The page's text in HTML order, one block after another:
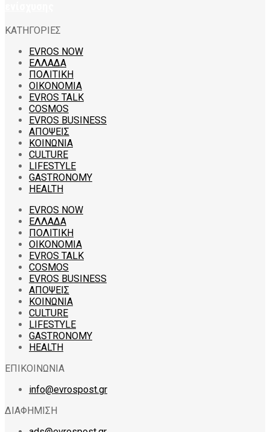
ΚΑΤΗΓΟΡΙΕΣ
EVROS NOW
ΕΛΛΑΔΑ
ΠΟΛΙΤΙΚΗ
ΟΙΚΟΝΟΜΙΑ
EVROS TALK
COSMOS
EVROS BUSINESS
ΑΠΟΨΕΙΣ
ΚΟΙΝΩΝΙΑ
CULTURE
LIFESTYLE
GASTRONOMY
HEALTH
EVROS NOW
ΕΛΛΑΔΑ
ΠΟΛΙΤΙΚΗ
ΟΙΚΟΝΟΜΙΑ
EVROS TALK
COSMOS
EVROS BUSINESS
ΑΠΟΨΕΙΣ
ΚΟΙΝΩΝΙΑ
CULTURE
LIFESTYLE
GASTRONOMY
HEALTH
ΕΠΙΚΟΙΝΩΝΙΑ
info@evrospost.gr
ΔΙΑΦΗΜΙΣΗ